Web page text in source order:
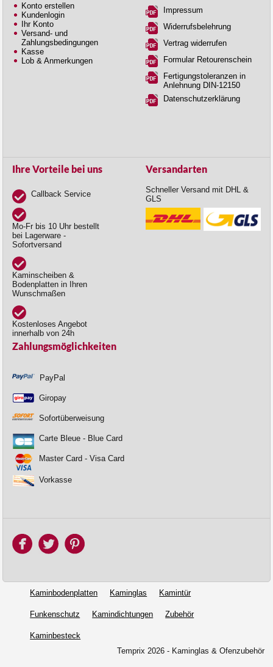
Konto erstellen
Kundenlogin
Ihr Konto
Versand- und
Zahlungsbedingungen
Kasse
Lob & Anmerkungen
Impressum
Widerrufsbelehrung
Vertrag widerrufen
Formular Retourenschein
Fertigungstoleranzen in
Anlehnung DIN-12150
Datenschutzerklärung
Ihre Vorteile bei uns
Callback Service
Mo-Fr bis 10 Uhr bestellt
bei Lagerware -
Sofortversand
Kaminscheiben &
Bodenplatten in Ihren
Wunschmaßen
Kostenloses Angebot
innerhalb von 24h
Versandarten
Schneller Versand mit DHL &
GLS
Zahlungsmöglichkeiten
PayPal
Giropay
Sofortüberweisung
Carte Bleue - Blue Card
Master Card - Visa Card
Vorkasse
Kaminbodenplatten Kaminglas Kamintür
Funkenschutz Kamindichtungen Zubehör
Kaminbesteck
Temprix 2026 - Kaminglas & Ofenzubehör